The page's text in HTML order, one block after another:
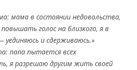
мама в состоянии недовольства,
голос на близкого, я в
уединяюсь и сдерживаюсь.»
папа пытается всех
я разрешаю другим жить своей